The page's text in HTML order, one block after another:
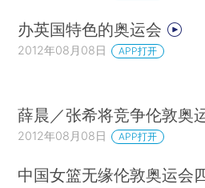
办英国特色的奥运会
2012年08月08日 APP打开
薛晨／张希将竞争伦敦奥
2012年08月08日 APP打开
中国女篮无缘伦敦奥运会